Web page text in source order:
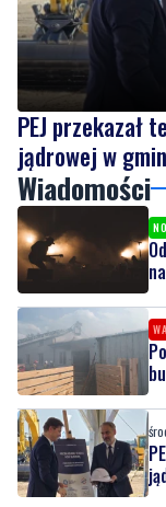
PEJ przekazał
jądrowej w
Wiadomości